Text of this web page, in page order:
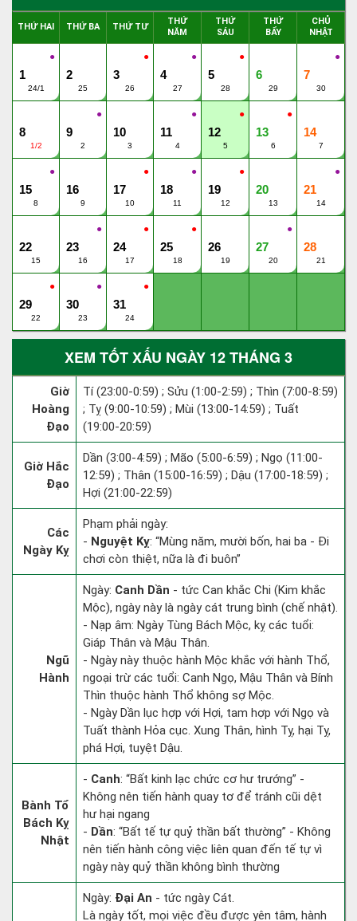
THỨ HAI THỨ BA THỨ TƯ
THỨ
NĂM
THỨ
SÁU
THỨ
BẨY
CHỦ
NHẬT
●
1
24/1
2
25
●
3
26
●
4
27
●
5
28
6
29
●
7
30
8
1/2
●
9
2
10
3
●
11
4
●
12
5
●
13
6
14
7
●
15
8
16
9
●
17
10
●
18
11
●
19
12
20
13
●
21
14
22
15
●
23
16
●
24
17
●
25
18
26
19
●
27
20
28
21
●
29
22
●
30
23
●
31
24
XEM TỐT XẤU NGÀY 12 THÁNG 3
Giờ
Hoàng
Đạo
Tí (23:00-0:59) ; Sửu (1:00-2:59) ; Thìn (7:00-8:59)
; Tỵ (9:00-10:59) ; Mùi (13:00-14:59) ; Tuất
(19:00-20:59)
Giờ Hắc
Đạo
Dần (3:00-4:59) ; Mão (5:00-6:59) ; Ngọ (11:00-
12:59) ; Thân (15:00-16:59) ; Dậu (17:00-18:59) ;
Hợi (21:00-22:59)
Các
Ngày Kỵ
Phạm phải ngày:
- Nguyệt Kỵ: “Mùng năm, mười bốn, hai ba - Đi
chơi còn thiệt, nữa là đi buôn”
Ngũ
Hành
Ngày: Canh Dần - tức Can khắc Chi (Kim khắc
Mộc), ngày này là ngày cát trung bình (chế nhật).
- Nạp âm: Ngày Tùng Bách Mộc, kỵ các tuổi:
Giáp Thân và Mậu Thân.
- Ngày này thuộc hành Mộc khắc với hành Thổ,
ngoại trừ các tuổi: Canh Ngọ, Mậu Thân và Bính
Thìn thuộc hành Thổ không sợ Mộc.
- Ngày Dần lục hợp với Hợi, tam hợp với Ngọ và
Tuất thành Hỏa cục. Xung Thân, hình Tỵ, hại Tỵ,
phá Hợi, tuyệt Dậu.
Bành Tổ
Bách Kỵ
Nhật
- Canh: “Bất kinh lạc chức cơ hư trướng” -
Không nên tiến hành quay tơ để tránh cũi dệt
hư hại ngang
- Dần: “Bất tế tự quỷ thần bất thường” - Không
nên tiến hành công việc liên quan đến tế tự vì
ngày này quỷ thần không bình thường
Ngày: Đại An - tức ngày Cát.
Là ngày tốt, mọi việc đều được yên tâm, hành